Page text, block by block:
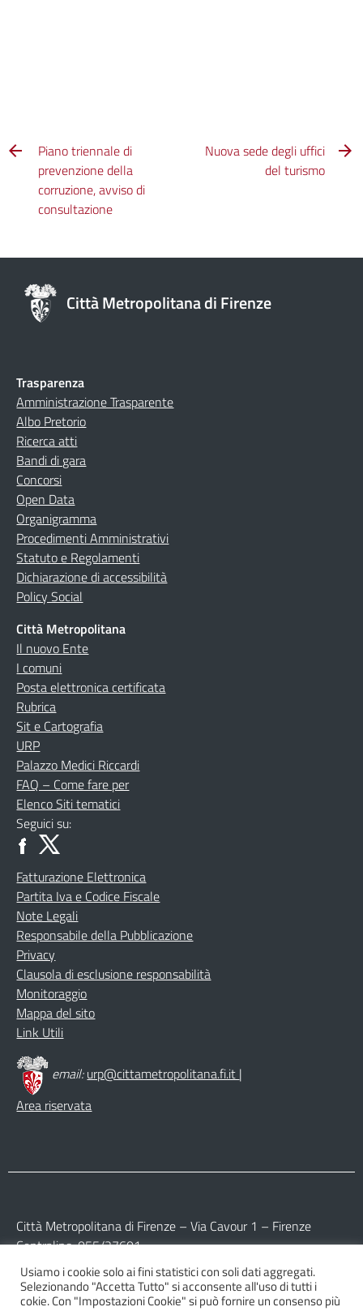
Piano triennale di
prevenzione della
corruzione, avviso di
consultazione
Nuova sede degli uffici
del turismo
Città Metropolitana di Firenze
Trasparenza
Amministrazione Trasparente
Albo Pretorio
Ricerca atti
Bandi di gara
Concorsi
Open Data
Organigramma
Procedimenti Amministrativi
Statuto e Regolamenti
Dichiarazione di accessibilità
Policy Social
Città Metropolitana
Il nuovo Ente
I comuni
Posta elettronica certificata
Rubrica
Sit e Cartografia
URP
Palazzo Medici Riccardi
FAQ – Come fare per
Elenco Siti tematici
Seguici su:
Fatturazione Elettronica
Partita Iva e Codice Fiscale
Note Legali
Responsabile della Pubblicazione
Privacy
Clausola di esclusione responsabilità
Monitoraggio
Mappa del sito
Link Utili
email:urp@cittametropolitana.fi.it |
Area riservata
Città Metropolitana di Firenze – Via Cavour 1 – Firenze
Centralino: 055/27601
Partita IVA: 017 09 77 04 89
Codice Fiscale: 800 16 45 04 80
Usiamo i cookie solo ai fini statistici con soli dati aggregati.
Selezionando "Accetta Tutto" si acconsente all'uso di tutti i
cokie. Con "Impostazioni Cookie" si può fornire un consenso più